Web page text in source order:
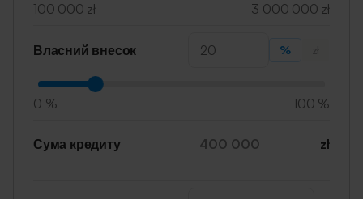
100 000 zł 3 000 000 zł
Власний внесок %
0 % 100 %
Сума кредиту zł